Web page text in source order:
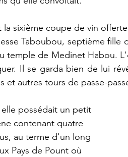
sixième coupe de vin
Taboubou, septième fille
temple de Medinet Habou.
Il se garda bien de lui
et autres tours de passe-
elle possédait un petit
contenant quatre
au terme d'un long
Pays de Pount où